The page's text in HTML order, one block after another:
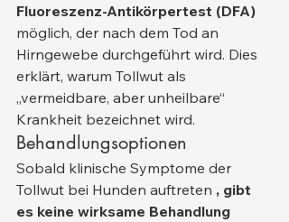
Fluoreszenz-Antikörpertest (DFA)
möglich, der nach dem Tod an
Hirngewebe durchgeführt wird. Dies
erklärt, warum Tollwut als
„vermeidbare, aber unheilbare“
Krankheit bezeichnet wird.
Behandlungsoptionen
Sobald klinische Symptome der
Tollwut bei Hunden auftreten , gibt
es keine wirksame Behandlung